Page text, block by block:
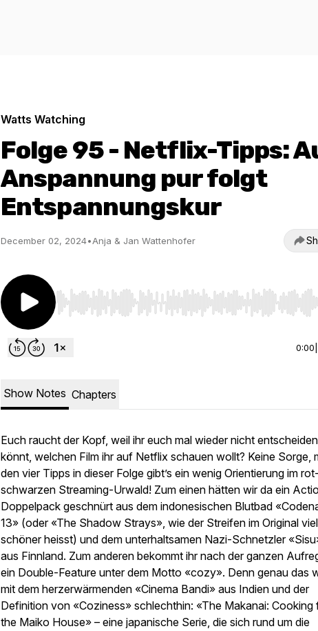
Watts Watching
Folge 95 - Netflix-Tipps:
Anspannung pur folgt
Entspannungskur
December 02, 2024•Anja & Jan Wattenhofer
Use Left/Right to seek, Home/End to jump to start
0:00
Show Notes Chapters
Euch raucht der Kopf, weil ihr euch mal wieder nicht entscheiden
könnt, welchen Film ihr auf Netflix schauen wollt? Keine Sorge,
den vier Tipps in dieser Folge gibt’s ein wenig Orientierung im rot-
schwarzen Streaming-Urwald! Zum einen hätten wir da ein
Doppelpack geschnürt aus dem indonesischen Blutbad
13» (oder «The Shadow Strays», wie der Streifen im Original viel
schöner heisst) und dem unterhaltsamen Nazi-Schnetzler
aus Finnland. Zum anderen bekommt ihr nach der ganzen
ein Double-Feature unter dem Motto «cozy». Denn genau das
mit dem herzerwärmenden «Cinema Bandi» aus Indien und der
Definition von «Coziness» schlechthin: «The Makanai: Cooking
the Maiko House» – eine japanische Serie, die sich rund um die